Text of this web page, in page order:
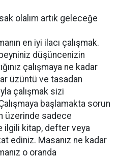
olalım artık geleceğe
en iyi ilacı çalışmak.
beyniniz düşüncenizin
çalışmaya ne kadar
üzüntü ve tasadan
çalışmak sizi
başlamakta sorun
üzerinde sadece
ilgili kitap, defter veya
ediniz. Masanız ne kadar
o oranda